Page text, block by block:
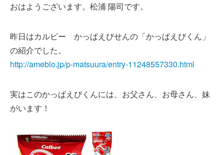
おはようございます。松浦 陽司です。
昨日はカルビー かっぱえびせんの「かっぱえびくん」
の紹介でした。
http://ameblo.jp/p-matsuura/entry-11248557330.html
実はこのかっぱえびくんには、お父さん、お母さん、妹
がいます！